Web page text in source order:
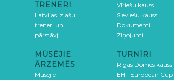
TRENERI
Latvijas izlašu
treneri un
pārstāvji
MŪSĒJIE
ĀRZEMĒS
Mūsējie
Vīriešu kauss
Sieviešu kauss
Dokumenti
Ziņojumi
TURNĪRI
Rīgas Domes kauss
EHF European Cup